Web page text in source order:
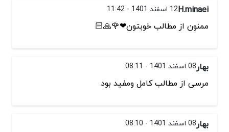
H.minaei12 اسفند 1401 - 11:42
ممنون از مطالب خوبتون❤🌹🙏🏻
بهار08 اسفند 1401 - 08:11
مرسی از مطالب کامل ومفید بود
بهار08 اسفند 1401 - 08:10